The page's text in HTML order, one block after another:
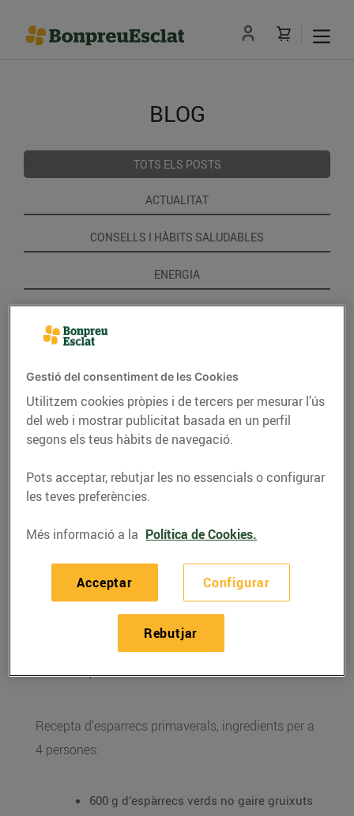
BLOG
TOTS ELS POSTS
ACTUALITAT
CONSELLS I HÀBITS SALUDABLES
ENERGIA
GASTRONOMIA I TRADICIONS
RECEPTES
Recepta d'espàrrecs
primaverals
15/de març/2019
Recepta d'esparrecs primaverals, ingredients per a
4 persones:
600 g d’espàrrecs verds no gaire gruixuts
Gestió del consentiment de les Cookies
Utilitzem cookies pròpies i de tercers per mesurar l’ús
del web i mostrar publicitat basada en un perfil
segons els teus hàbits de navegació.
Pots acceptar, rebutjar les no essencials o configurar
les teves preferències.
Més informació a la Política de Cookies.
Configurar
Rebutjar
Acceptar